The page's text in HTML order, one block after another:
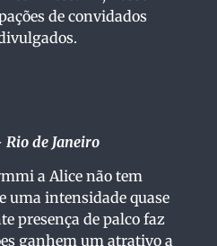
de convidados
de Janeiro
a Alice não tem
uma intensidade quase
presença de palco faz
ganhem um atrativo a